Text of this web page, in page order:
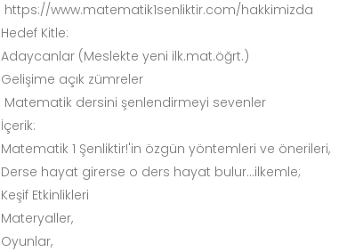
https://www.matematik1senliktir.com/hakkimizda
Hedef Kitle:
Adaycanlar (Meslekte yeni ilk.mat.öğrt.)
Gelişime açık zümreler
Matematik dersini şenlendirmeyi sevenler
İçerik:
Matematik 1 Şenliktir!'in özgün yöntemleri ve önerileri,
Derse hayat girerse o ders hayat bulur...ilkemle;
Keşif Etkinlikleri
Materyaller,
Oyunlar,